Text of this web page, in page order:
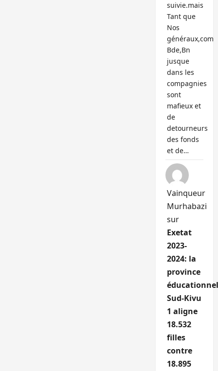
suivie.mais
Tant que
Nos
généraux,com
Bde,Bn
jusque
dans les
compagnies
sont
mafieux et
de
detourneurs
des fonds
et de…
Vainqueur
Murhabazi
sur
Exetat
2023-
2024: la
province
Sud-Kivu
1 aligne
18.532
filles
contre
18.895